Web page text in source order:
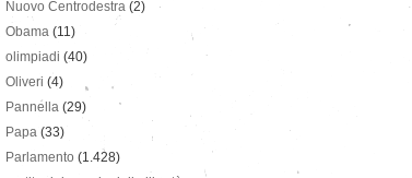
Nuovo Centrodestra (2)
Obama (11)
olimpiadi (40)
Oliveri (4)
Pannella (29)
Papa (33)
Parlamento (1.428)